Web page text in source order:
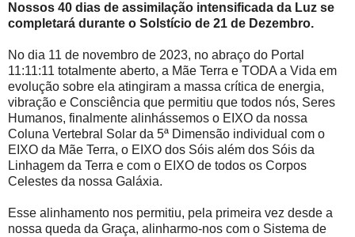
Nossos 40 dias de assimilação intensificada da Luz se
completará durante o Solstício de 21 de Dezembro.
No dia 11 de novembro de 2023, no abraço do Portal
11:11:11 totalmente aberto, a Mãe Terra e TODA a Vida em
evolução sobre ela atingiram a massa crítica de energia,
vibração e Consciência que permitiu que todos nós, Seres
Humanos, finalmente alinhássemos o EIXO da nossa
Coluna Vertebral Solar da 5ª Dimensão individual com o
EIXO da Mãe Terra, o EIXO dos Sóis além dos Sóis da
Linhagem da Terra e com o EIXO de todos os Corpos
Celestes da nossa Galáxia.
Esse alinhamento nos permitiu, pela primeira vez desde a
nossa queda da Graça, alinharmo-nos com o Sistema de